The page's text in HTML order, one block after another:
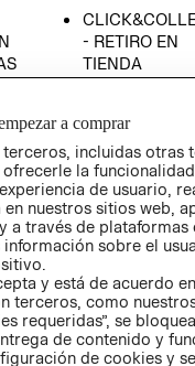
- RETIRO EN
TIENDA
CONDICIONES
AVISO DE
PRIVACIDAD
GIFT CARD
AVISO DE
COOKIES
a comprar
incluidas otras
la
de usuario,
nuestros sitios web,
a través de plataformas
sobre el
y está de acuerdo
terceros, como
requeridas”, se
de contenido y
de cookies y